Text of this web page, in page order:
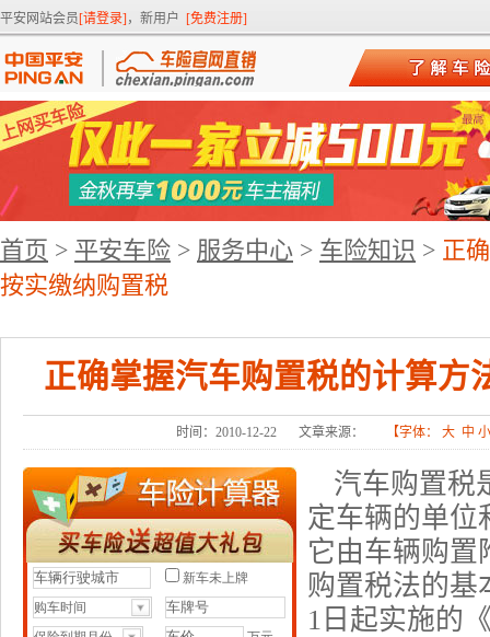
平安网站会员[请登录] ，新用户 [免费注册]
首页 > 平安车险 > 服务中心 > 车险知识 > 正
按实缴纳购置税
正确掌握汽车购置税的计算方
时间：2010-12-22 文章来源： 【字体： 大 中 小
汽车购置税
定车辆的单位
它由车辆购置
购置税法的基
1日起实施的